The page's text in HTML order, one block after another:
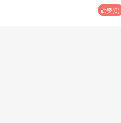
赞(0)